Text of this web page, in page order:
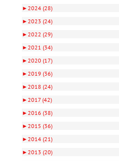
►2024 (28)
►2023 (24)
►2022 (29)
►2021 (34)
►2020 (17)
►2019 (36)
►2018 (24)
►2017 (42)
►2016 (38)
►2015 (36)
►2014 (21)
►2013 (20)